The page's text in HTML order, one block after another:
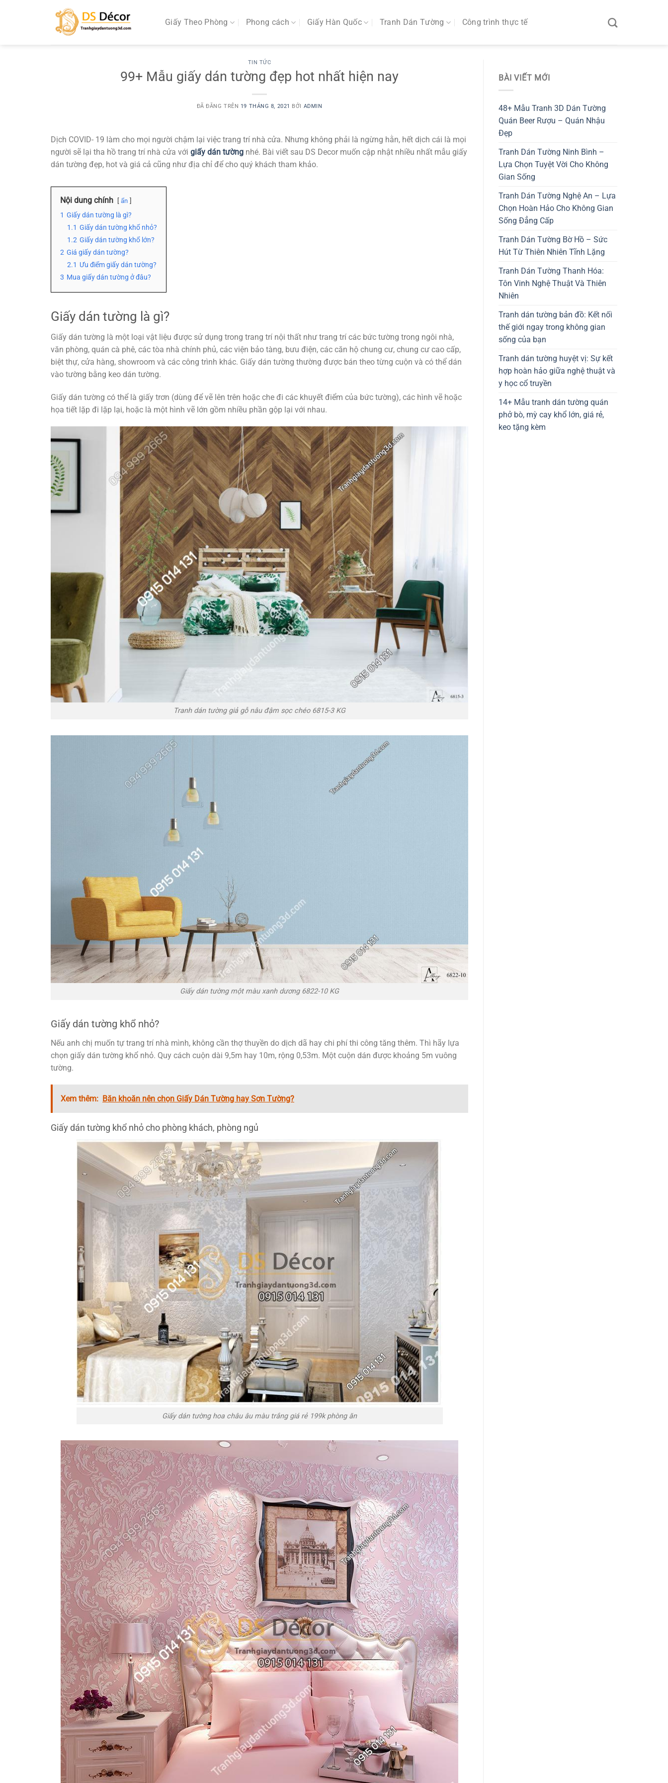
Giấy Theo Phòng Phong cách Giấy Hàn Quốc Tranh Dán Tường Công trình thực tế
TIN TỨC
99+ Mẫu giấy dán tường đẹp hot nhất hiện nay
ĐÃ ĐĂNG TRÊN 19 THÁNG 8, 2021 BỞI ADMIN
Dịch COVID- 19 làm cho mọi người chậm lại việc trang trí nhà cửa. Nhưng không phải là ngừng hằn, hết dịch cái là mọi
người sẽ lại tha hồ trang trí nhà cửa với giấy dán tường nhé. Bài viết sau DS Decor muốn cập nhật nhiều nhất mẫu giấy
dán tường đẹp, hot và giá cả cũng như địa chỉ để cho quý khách tham khảo.
Nội dung chính ẩn
1 Giấy dán tường là gì?
1.1 Giấy dán tường khổ nhỏ?
1.2 Giấy dán tường khổ lớn?
2 Giá giấy dán tường?
2.1 Ưu điểm giấy dán tường?
3 Mua giấy dán tường ở đâu?
Giấy dán tường là gì?
Giấy dán tường là một loại vật liệu được sử dụng trong trang trí nội thất như trang trí các bức tường trong ngôi nhà,
văn phòng, quán cà phê, các tòa nhà chính phủ, các viện bảo tàng, bưu điện, các căn hộ chung cư, chung cư cao cấp,
biệt thự, cửa hàng, showroom và các công trình khác. Giấy dán tường thường được bán theo từng cuộn và có thể dán
vào tường bằng keo dán tường.
Giấy dán tường có thể là giấy trơn (dùng để vẽ lên trên hoặc che đi các khuyết điểm của bức tường), các hình vẽ hoặc
họa tiết lặp đi lặp lại, hoặc là một hình vẽ lớn gồm nhiều phần gộp lại với nhau.
Tranh dán tường giả gỗ nâu đậm sọc chéo 6815-3 KG
Giấy dán tường một màu xanh dương 6822-10 KG
Giấy dán tường khổ nhỏ?
Nếu anh chị muốn tự trang trí nhà mình, không cần thợ thuyền do dịch dã hay chi phí thi công tăng thêm. Thì hãy lựa
chọn giấy dán tường khổ nhỏ. Quy cách cuộn dài 9,5m hay 10m, rộng 0,53m. Một cuộn dán được khoảng 5m vuông
tường.
Xem thêm: Băn khoăn nên chọn Giấy Dán Tường hay Sơn Tường?
Giấy dán tường khổ nhỏ cho phòng khách, phòng ngủ
Giấy dán tường hoa châu âu màu trắng giá rẻ 199k phòng ăn
BÀI VIẾT MỚI
48+ Mẫu Tranh 3D Dán Tường
Quán Beer Rượu – Quán Nhậu
Đẹp
Tranh Dán Tường Ninh Bình –
Lựa Chọn Tuyệt Vời Cho Không
Gian Sống
Tranh Dán Tường Nghệ An – Lựa
Chọn Hoàn Hảo Cho Không Gian
Sống Đẳng Cấp
Tranh Dán Tường Bờ Hồ – Sức
Hút Từ Thiên Nhiên Tĩnh Lặng
Tranh Dán Tường Thanh Hóa:
Tôn Vinh Nghệ Thuật Và Thiên
Nhiên
Tranh dán tường bản đồ: Kết nối
thế giới ngay trong không gian
sống của bạn
Tranh dán tường huyệt vị: Sự kết
hợp hoàn hảo giữa nghệ thuật và
y học cổ truyền
14+ Mẫu tranh dán tường quán
phở bò, mỳ cay khổ lớn, giá rẻ,
keo tặng kèm